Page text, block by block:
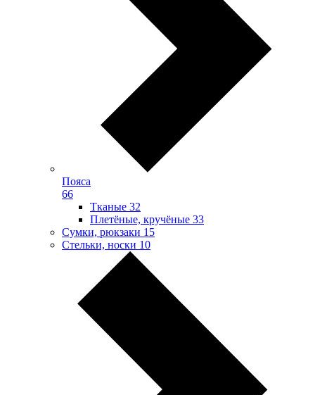
Пояса
66
Тканые 32
Плетёные, кручёные 33
Сумки, рюкзаки 15
Стельки, носки 10